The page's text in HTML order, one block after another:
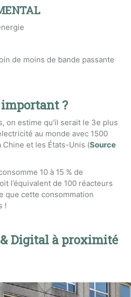
de moins de bande passante
?
on estime qu'il serait le 3e plus
au monde avec 1500
Chine et les États-Unis (Source
10 à 15 % de
l’équivalent de 100 réacteurs
que cette consommation
!
& Digital à proximité